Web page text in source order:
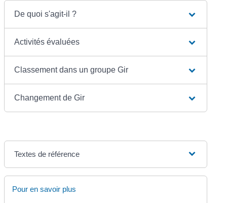
De quoi s'agit-il ?
Activités évaluées
Classement dans un groupe Gir
Changement de Gir
Textes de référence
Pour en savoir plus